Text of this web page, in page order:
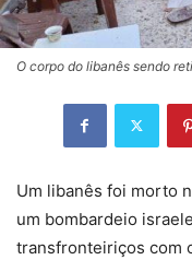
O corpo do libanês sendo
Um libanês foi morto
um bombardeio
transfronteiriços com